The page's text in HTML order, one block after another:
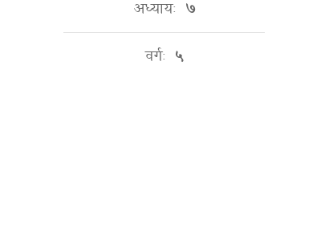
अध्यायः ७
वर्गः ५